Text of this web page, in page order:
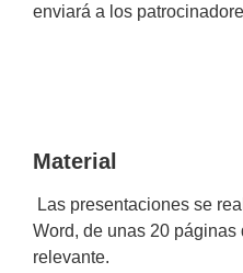
enviará a los
Material
Las presentaciones se
Word, de unas 20
relevante.